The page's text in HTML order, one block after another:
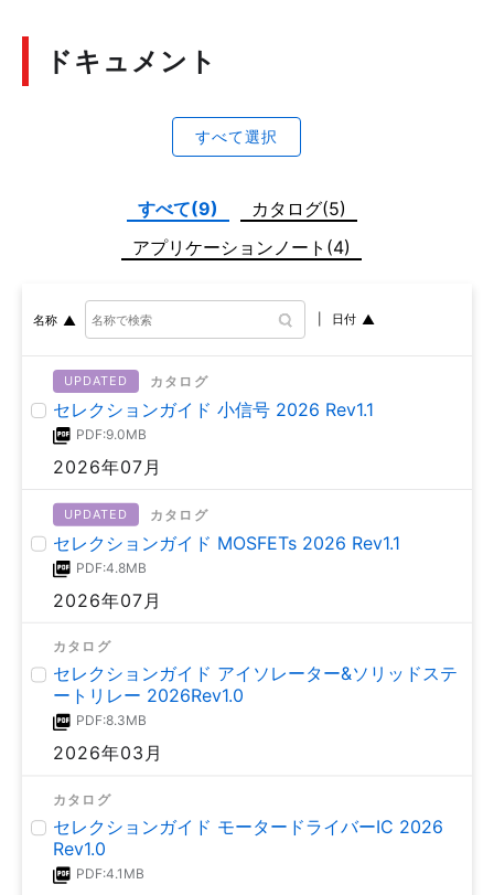
ドキュメント
すべて選択
すべて(9)
カタログ(5)
アプリケーションノート(4)
名称 日付
UPDATED カタログ
セレクションガイド 小信号 2026 Rev1.1
PDF:9.0MB
2026年07月
UPDATED カタログ
セレクションガイド MOSFETs 2026 Rev1.1
PDF:4.8MB
2026年07月
カタログ
セレクションガイド アイソレーター&ソリッドステ
ートリレー 2026Rev1.0
PDF:8.3MB
2026年03月
カタログ
セレクションガイド モータードライバーIC 2026
Rev1.0
PDF:4.1MB